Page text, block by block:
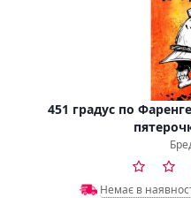
451 градус по
Немає в